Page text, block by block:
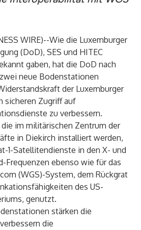
WIRE)--Wie die Luxemburger
(DoD), SES und HITEC
gaben, hat die DoD nach
neue Bodenstationen
der Luxemburger
sicheren Zugriff auf
zu verbessern.
im militärischen Zentrum der
in Diekirch installiert werden,
1-Satellitendienste in den X- und
Frequenzen ebenso wie für das
(WGS)-System, dem Rückgrat
des US-
genutzt.
stärken die
die